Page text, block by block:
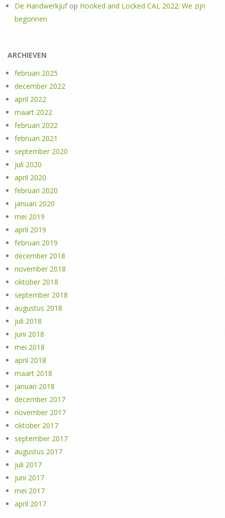
De Handwerkjufop Hooked and Locked CAL 2022: We zijn
begonnen
ARCHIEVEN
februari 2025
december 2022
april 2022
maart 2022
februari 2022
februari 2021
september 2020
juli 2020
april 2020
februari 2020
januari 2020
mei 2019
april 2019
februari 2019
december 2018
november 2018
oktober 2018
september 2018
augustus 2018
juli 2018
juni 2018
mei 2018
april 2018
maart 2018
januari 2018
december 2017
november 2017
oktober 2017
september 2017
augustus 2017
juli 2017
juni 2017
mei 2017
april 2017